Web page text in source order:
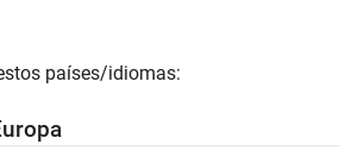
países/idiomas: